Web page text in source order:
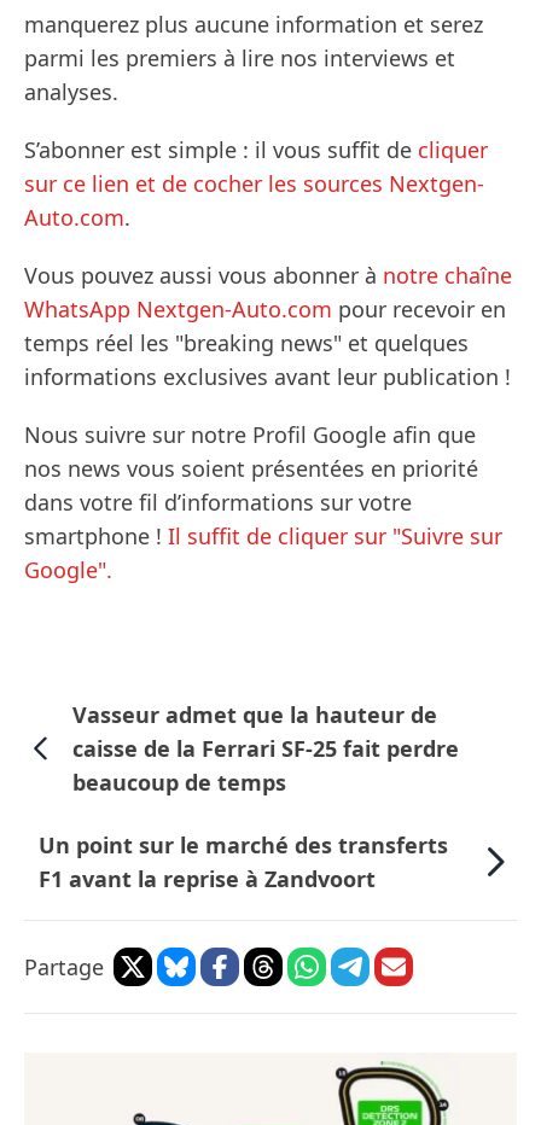
manquerez plus aucune information et serez
parmi les premiers à lire nos interviews et
analyses.
S’abonner est simple : il vous suffit de cliquer
sur ce lien et de cocher les sources Nextgen-
Auto.com.
Vous pouvez aussi vous abonner à notre chaîne
WhatsApp Nextgen-Auto.com pour recevoir en
temps réel les "breaking news" et quelques
informations exclusives avant leur publication !
Nous suivre sur notre Profil Google afin que
nos news vous soient présentées en priorité
dans votre fil d’informations sur votre
smartphone ! Il suffit de cliquer sur "Suivre sur
Google".
Vasseur admet que la hauteur de
caisse de la Ferrari SF-25 fait perdre
beaucoup de temps
Un point sur le marché des transferts
F1 avant la reprise à Zandvoort
Partage